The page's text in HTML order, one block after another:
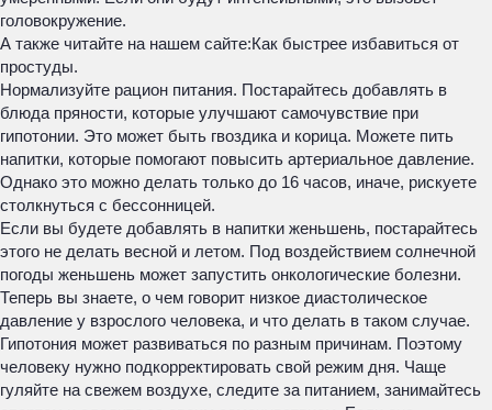
головокружение.
А также читайте на нашем сайте:Как быстрее избавиться от
простуды.
Нормализуйте рацион питания. Постарайтесь добавлять в
блюда пряности, которые улучшают самочувствие при
гипотонии. Это может быть гвоздика и корица. Можете пить
напитки, которые помогают повысить артериальное давление.
Однако это можно делать только до 16 часов, иначе, рискуете
столкнуться с бессонницей.
Если вы будете добавлять в напитки женьшень, постарайтесь
этого не делать весной и летом. Под воздействием солнечной
погоды женьшень может запустить онкологические болезни.
Теперь вы знаете, о чем говорит низкое диастолическое
давление у взрослого человека, и что делать в таком случае.
Гипотония может развиваться по разным причинам. Поэтому
человеку нужно подкорректировать свой режим дня. Чаще
гуляйте на свежем воздухе, следите за питанием, занимайтесь